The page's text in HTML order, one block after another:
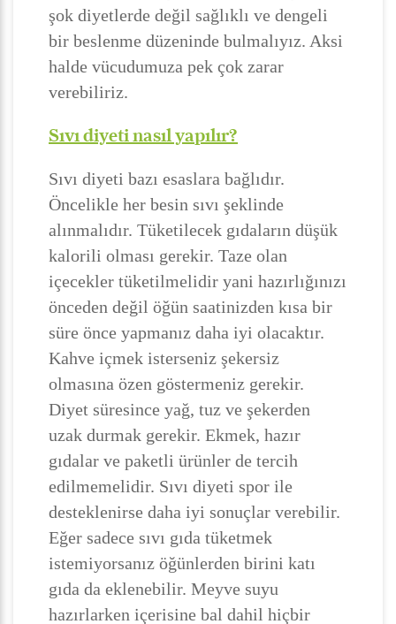
şok diyetlerde değil sağlıklı ve dengeli
bir beslenme düzeninde bulmalıyız. Aksi
halde vücudumuza pek çok zarar
verebiliriz.
Sıvı diyeti nasıl yapılır?
Sıvı diyeti bazı esaslara bağlıdır.
Öncelikle her besin sıvı şeklinde
alınmalıdır. Tüketilecek gıdaların düşük
kalorili olması gerekir. Taze olan
içecekler tüketilmelidir yani hazırlığınızı
önceden değil öğün saatinizden kısa bir
süre önce yapmanız daha iyi olacaktır.
Kahve içmek isterseniz şekersiz
olmasına özen göstermeniz gerekir.
Diyet süresince yağ, tuz ve şekerden
uzak durmak gerekir. Ekmek, hazır
gıdalar ve paketli ürünler de tercih
edilmemelidir. Sıvı diyeti spor ile
desteklenirse daha iyi sonuçlar verebilir.
Eğer sadece sıvı gıda tüketmek
istemiyorsanız öğünlerden birini katı
gıda da eklenebilir. Meyve suyu
hazırlarken içerisine bal dahil hiçbir